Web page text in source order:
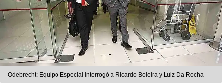
Odebrecht: Equipo Especial interrogó a Ricardo Boleira y Luiz Da Rocha